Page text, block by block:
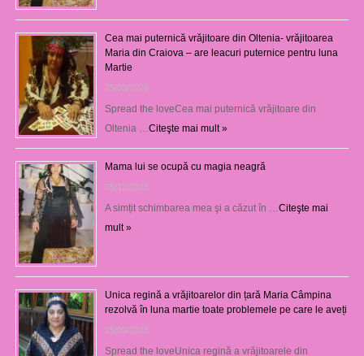
Cea mai puternică vrăjitoare din Oltenia- vrăjitoarea
Maria din Craiova – are leacuri puternice pentru luna
Martie
25/03/2026
Spread the loveCea mai puternică vrăjitoare din
Oltenia … Citeşte mai mult »
Mama lui se ocupă cu magia neagră
05/12/2025
A simțit schimbarea mea şi a căzut în … Citeşte mai
mult »
Unica regină a vrăjitoarelor din țară Maria Câmpina
rezolvă în luna martie toate problemele pe care le aveți
25/09/2025
Spread the loveUnica regină a vrăjitoarele din